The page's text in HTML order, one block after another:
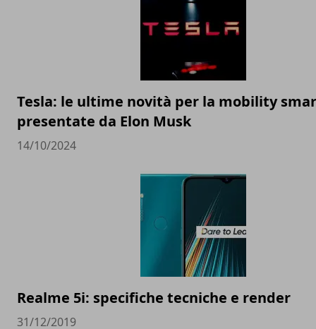
Tesla: le ultime novità per la mobility
presentate da Elon Musk
14/10/2024
Realme 5i: specifiche tecniche e render
31/12/2019